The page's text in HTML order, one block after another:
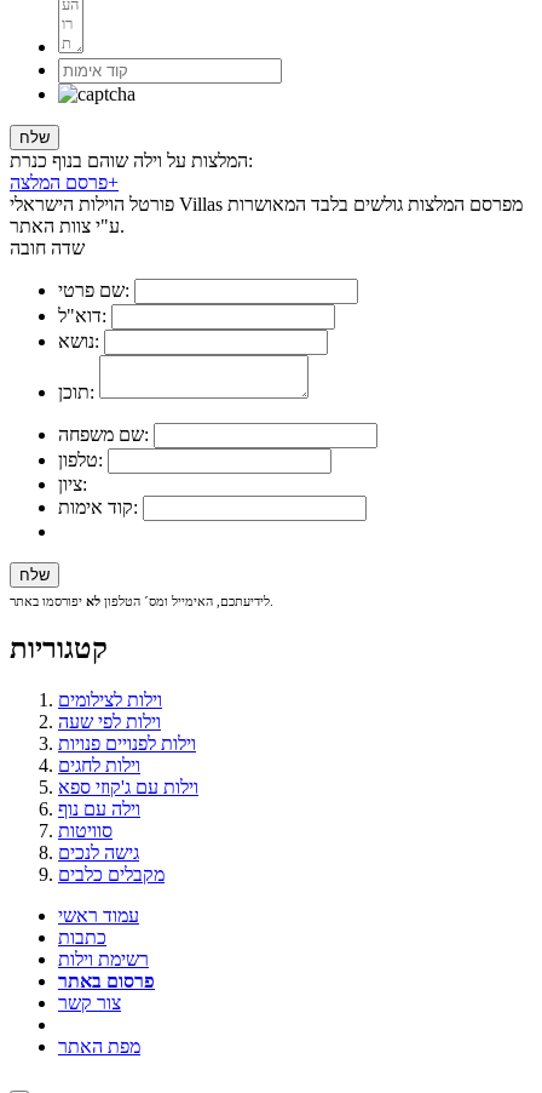
המלצות על וילה שוהם בנוף כנרת:
פרסם המלצה+
פורטל הוילות הישראלי Villas מפרסם המלצות גולשים בלבד המאושרות
ע"י צוות האתר.
שדה חובה
שם פרטי:
דוא"ל:
נושא:
תוכן:
שם משפחה:
טלפון:
ציון:
קוד אימות:
לידיעתכם, האימייל ומס´ הטלפון לא
קטגוריות
וילות לצילומים
וילות לפי שעה
וילות לפנויים פנויות
וילות לחגים
וילות עם ג'קוזי ספא
וילה עם נוף
סוויטות
גישה לנכים
מקבלים כלבים
עמוד ראשי
כתבות
רשימת וילות
פרסום באתר
צור קשר
מפת האתר